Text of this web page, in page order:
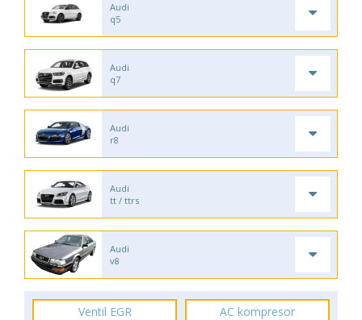
Audi
q5
Audi
q7
Audi
r8
Audi
tt / ttrs
Audi
v8
Ventil EGR AC kompresor